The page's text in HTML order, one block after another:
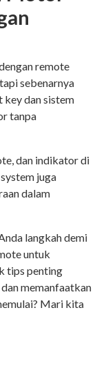
remote
sebenarnya
key dan sistem
tanpa
dan indikator di
juga
dalam
langkah demi
untuk
tips penting
memanfaatkan
Mari kita